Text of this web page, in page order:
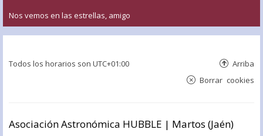
Nos vemos en las estrellas, amigo
Todos los horarios son UTC+01:00 Arriba
Borrar cookies
Asociación Astronómica HUBBLE | Martos (Jaén)